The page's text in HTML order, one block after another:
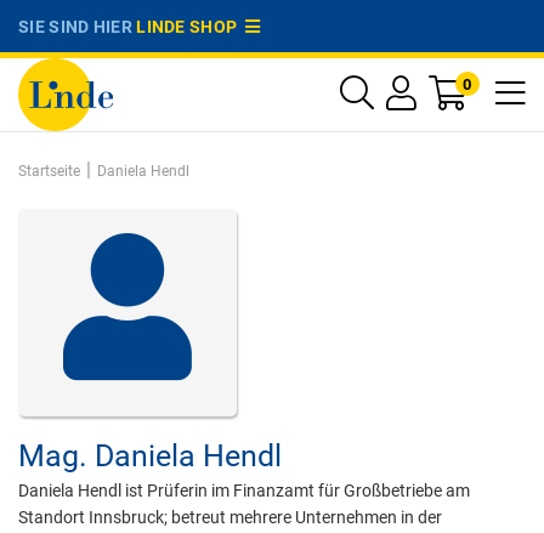
SIE SIND HIERLINDE SHOP
0
Startseite | Daniela Hendl
Mag. Daniela Hendl
Daniela Hendl ist Prüferin im Finanzamt für Großbetriebe am
Standort Innsbruck; betreut mehrere Unternehmen in der